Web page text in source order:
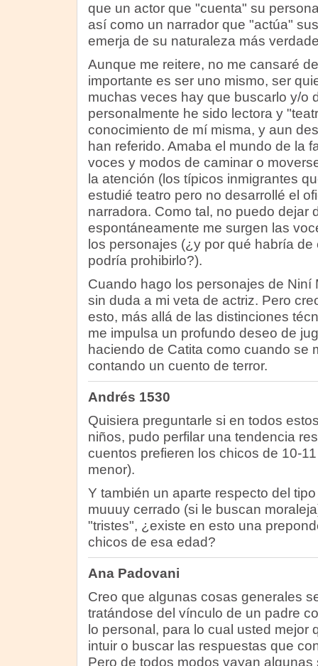
que un actor que "cuenta" su
así como un narrador que "actúa"
emerja de su naturaleza más
Aunque me reitere, no me cansaré
importante es ser uno mismo, ser
muchas veces hay que buscarlo y/o
personalmente he sido lectora y
conocimiento de mí misma, y aun
han referido. Amaba el mundo de la
voces y modos de caminar o
la atención (los típicos inmigrantes
estudié teatro pero no desarrollé el
narradora. Como tal, no puedo dejar
espontáneamente me surgen las
los personajes (¿y por qué habría
podría prohibirlo?).
Cuando hago los personajes de Niní
sin duda a mi veta de actriz. Pero
esto, más allá de las distinciones
me impulsa un profundo deseo de
haciendo de Catita como cuando se
contando un cuento de terror.
Andrés 1530
Quisiera preguntarle si en todos
niños, pudo perfilar una tendencia
cuentos prefieren los chicos de 10-
menor).
Y también un aparte respecto del
muuuy cerrado (si le buscan
"tristes", ¿existe en esto una
chicos de esa edad?
Ana Padovani
Creo que algunas cosas generales
tratándose del vínculo de un padre
lo personal, para lo cual usted mejor
intuir o buscar las respuestas que
Pero de todos modos vayan